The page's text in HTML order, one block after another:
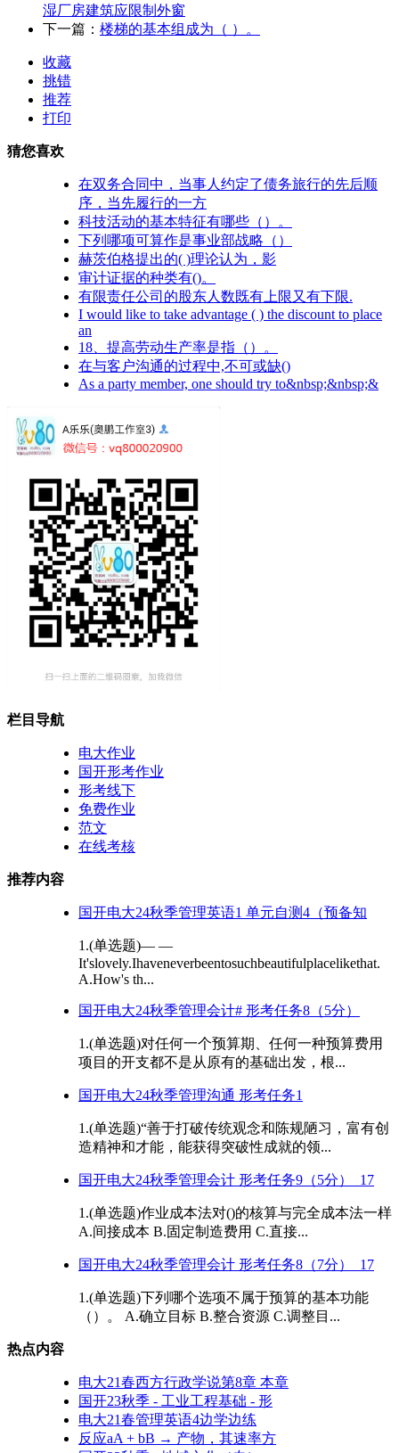
湿厂房建筑应限制外窗
下一篇： 楼梯的基本组成为（ ）。
收藏
挑错
推荐
打印
猜您喜欢
在双务合同中，当事人约定了债务旅行的先后顺
序，当先履行的一方
科技活动的基本特征有哪些（）。
下列哪项可算作是事业部战略（）
赫茨伯格提出的( )理论认为，影
审计证据的种类有()。
有限责任公司的股东人数既有上限又有下限.
I would like to take advantage ( ) the discount to place
an
18、提高劳动生产率是指（）。
在与客户沟通的过程中,不可或缺()
As a party member, one should try to&nbsp;&nbsp;&
栏目导航
电大作业
国开形考作业
形考线下
免费作业
范文
在线考核
推荐内容
国开电大24秋季管理英语1 单元自测4（预备知
1.(单选题)— —
It'slovely.Ihaveneverbeentosuchbeautifulplacelikethat.
A.How's th...
国开电大24秋季管理会计# 形考任务8（5分）
1.(单选题)对任何一个预算期、任何一种预算费用
项目的开支都不是从原有的基础出发，根...
国开电大24秋季管理沟通 形考任务1
1.(单选题)“善于打破传统观念和陈规陋习，富有创
造精神和才能，能获得突破性成就的领...
国开电大24秋季管理会计 形考任务9（5分）_17
1.(单选题)作业成本法对()的核算与完全成本法一样
A.间接成本 B.固定制造费用 C.直接...
国开电大24秋季管理会计 形考任务8（7分）_17
1.(单选题)下列哪个选项不属于预算的基本功能
（）。 A.确立目标 B.整合资源 C.调整目...
热点内容
电大21春西方行政学说第8章 本章
国开23秋季 - 工业工程基础 - 形
电大21春管理英语4边学边练
反应aA + bB → 产物，其速率方